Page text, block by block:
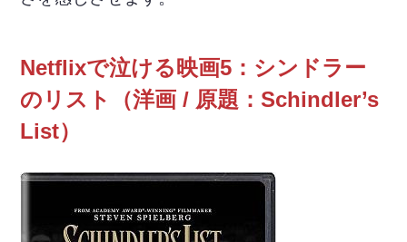
Netflixで泣ける映画5：シンドラー
のリスト（洋画 / 原題：Schindler’s
List）